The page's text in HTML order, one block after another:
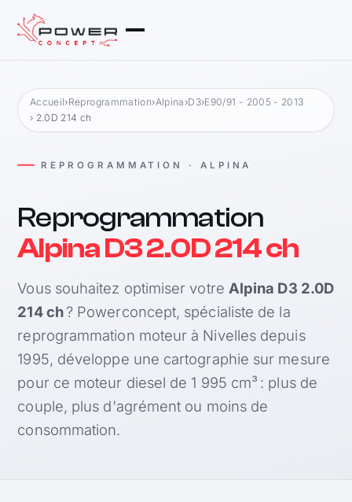
Accueil›Reprogrammation›Alpina ›D3›E90/91 - 2005 - 2013
› 2.0D 214 ch
REPROGRAMMATION · ALPINA
Reprogrammation
Alpina D3 2.0D 214 ch
Vous souhaitez optimiser votre Alpina D3 2.0D
214 ch? Powerconcept, spécialiste de la
reprogrammation moteur à Nivelles depuis
1995, développe une cartographie sur mesure
pour ce moteur diesel de 1 995 cm³ : plus de
couple, plus d'agrément ou moins de
consommation.